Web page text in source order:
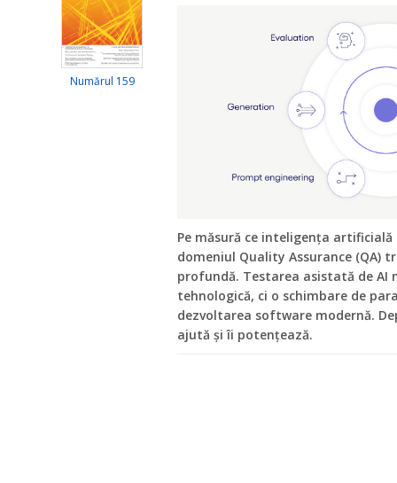
Numărul 159
Pe măsură ce inteligența
domeniul Quality Assurance (QA)
profundă. Testarea asistată de
tehnologică, ci o schimbare de
dezvoltarea software modernă.
ajută și îi potențează.